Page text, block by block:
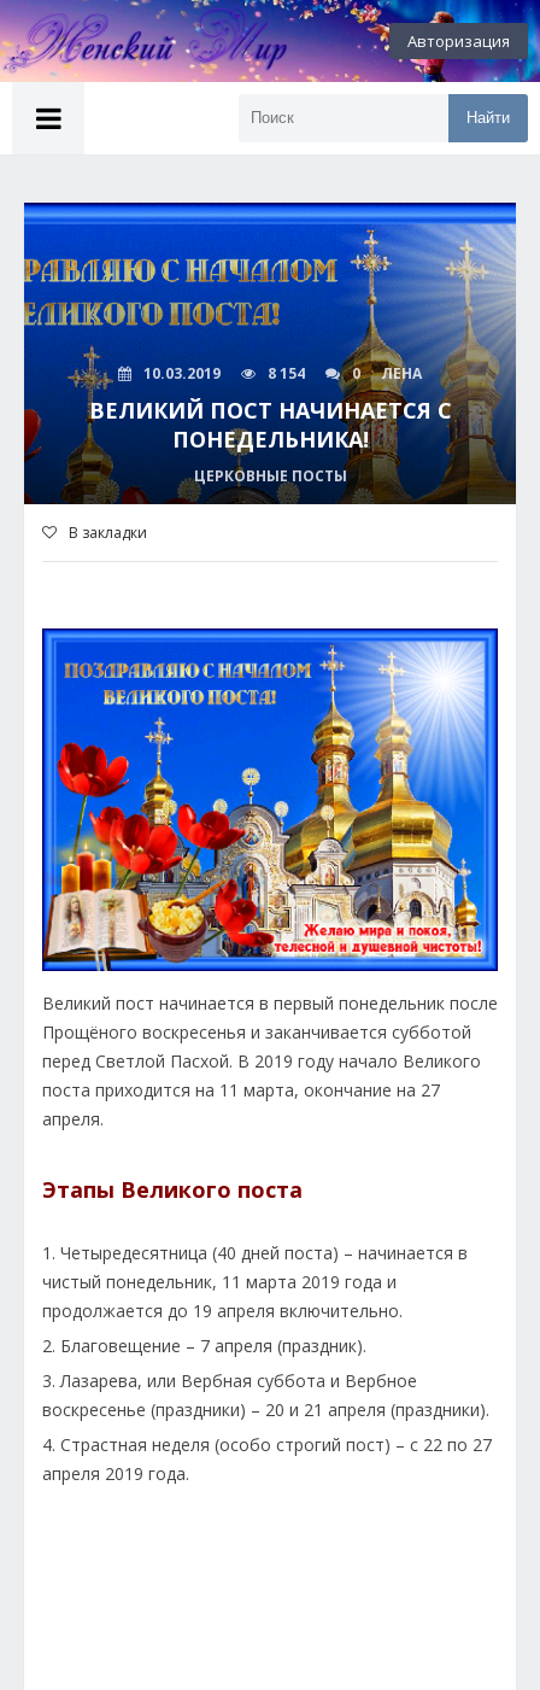
Авторизация
Найти
10.03.2019 8 154 0 ЛЕНА
ВЕЛИКИЙ ПОСТ НАЧИНАЕТСЯ С
ПОНЕДЕЛЬНИКА!
ЦЕРКОВНЫЕ ПОСТЫ
В закладки
Великий пост начинается в первый понедельник после
Прощёного воскресенья и заканчивается субботой
перед Светлой Пасхой. В 2019 году начало Великого
поста приходится на 11 марта, окончание на 27
апреля.
Этапы Великого поста
1. Четыредесятница (40 дней поста) – начинается в
чистый понедельник, 11 марта 2019 года и
продолжается до 19 апреля включительно.
2. Благовещение – 7 апреля (праздник).
3. Лазарева, или Вербная суббота и Вербное
воскресенье (праздники) – 20 и 21 апреля (праздники).
4. Страстная неделя (особо строгий пост) – с 22 по 27
апреля 2019 года.